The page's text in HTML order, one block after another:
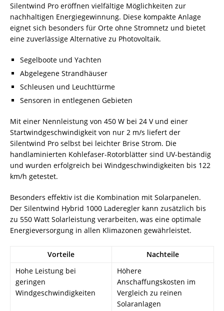
Silentwind Pro eröffnen vielfältige Möglichkeiten zur
nachhaltigen Energiegewinnung. Diese kompakte Anlage
eignet sich besonders für Orte ohne Stromnetz und bietet
eine zuverlässige Alternative zu Photovoltaik.
Segelboote und Yachten
Abgelegene Strandhäuser
Schleusen und Leuchttürme
Sensoren in entlegenen Gebieten
Mit einer Nennleistung von 450 W bei 24 V und einer
Startwindgeschwindigkeit von nur 2 m/s liefert der
Silentwind Pro selbst bei leichter Brise Strom. Die
handlaminierten Kohlefaser-Rotorblätter sind UV-beständig
und wurden erfolgreich bei Windgeschwindigkeiten bis 122
km/h getestet.
Besonders effektiv ist die Kombination mit Solarpanelen.
Der Silentwind Hybrid 1000 Laderegler kann zusätzlich bis
zu 550 Watt Solarleistung verarbeiten, was eine optimale
Energieversorgung in allen Klimazonen gewährleistet.
Vorteile
Nachteile
Hohe Leistung bei
geringen
Windgeschwindigkeiten
Höhere
Anschaffungskosten im
Vergleich zu reinen
Solaranlagen